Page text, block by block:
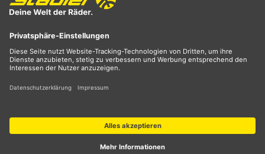
** ehemaliger UVP
*** Preis entspricht unserem Markteinführungspreis